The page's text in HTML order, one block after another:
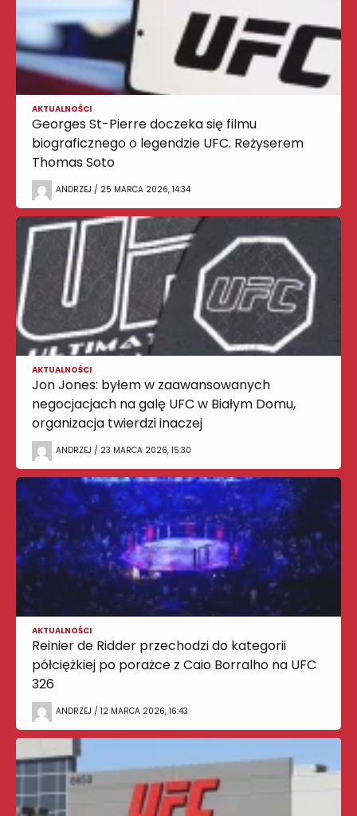
AKTUALNOŚCI
Georges St-Pierre doczeka się filmu
biograficznego o legendzie UFC. Reżyserem
Thomas Soto
ANDRZEJ / 25 MARCA 2026, 14:34
AKTUALNOŚCI
Jon Jones: byłem w zaawansowanych
negocjacjach na galę UFC w Białym Domu,
organizacja twierdzi inaczej
ANDRZEJ / 23 MARCA 2026, 15:30
AKTUALNOŚCI
Reinier de Ridder przechodzi do kategorii
półciężkiej po porażce z Caio Borralho na UFC
326
ANDRZEJ / 12 MARCA 2026, 16:43